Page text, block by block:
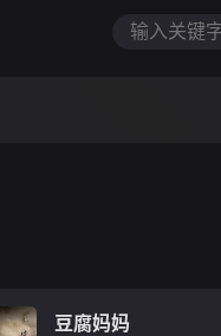
豆腐妈妈